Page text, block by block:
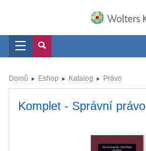
Domů Eshop Katalog Právo
Komplet - Správní právo